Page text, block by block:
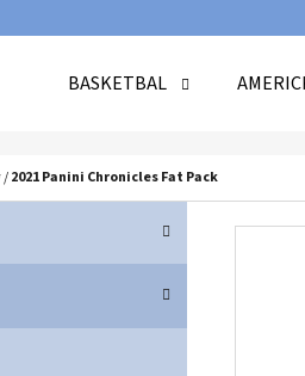
BASKETBAL
/2021 Panini Chronicles Fat Pack